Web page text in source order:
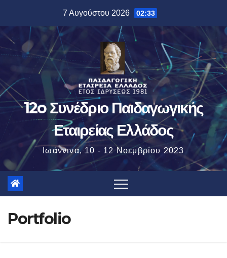
7 Αυγούστου 2026 02:33
12o Συνέδριο Παιδαγωγικής
Εταιρείας Ελλάδος
Ιωάννινα, 10 - 12 Νοεμβρίου 2023
Portfolio